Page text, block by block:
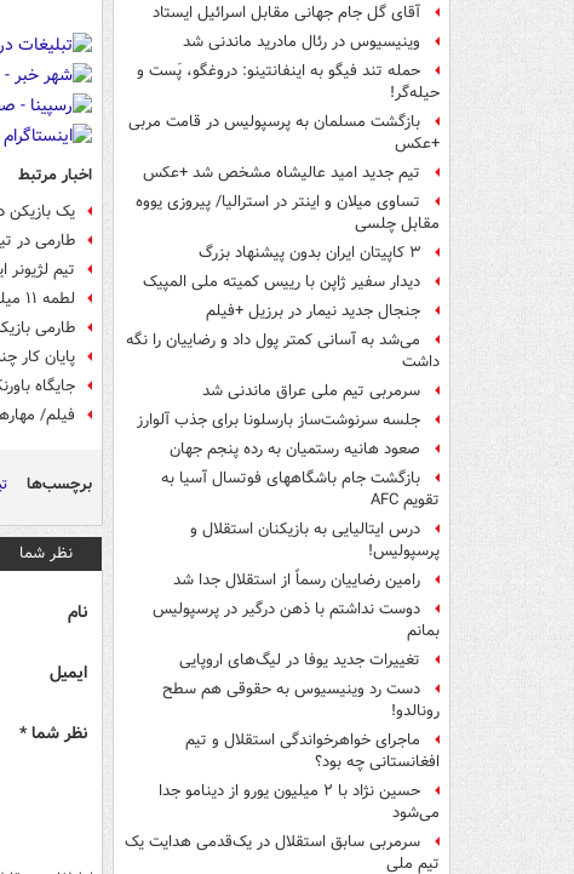
آقای گل جام جهانی مقابل اسرائیل ایستاد
وینیسیوس در رئال مادرید ماندنی شد
حمله تند فیگو به اینفانتینو: دروغگو، پَست‌ و
حیله‌گر!
بازگشت مسلمان به پرسپولیس در قامت مربی
+عکس
تیم جدید امید عالیشاه مشخص شد +عکس
تساوی میلان و اینتر در استرالیا/ پیروزی یووه
مقابل چلسی
۳ کاپیتان ایران بدون پیشنهاد بزرگ
دیدار سفیر ژاپن با رییس کمیته ملی المپیک
جنجال جدید نیمار در برزیل +فیلم
می‌شد به آسانی کمتر پول داد و رضاییان را نگه
داشت
سرمربی تیم ملی عراق ماندنی شد
جلسه سرنوشت‌ساز بارسلونا برای جذب آلوارز
صعود هانیه رستمیان به رده پنجم جهان
بازگشت جام باشگاههای فوتسال آسیا به
تقویم AFC
درس ایتالیایی‌ به بازیکنان استقلال و
پرسپولیس!
رامین رضاییان رسماً از استقلال جدا شد
دوست نداشتم با ذهن درگیر در پرسپولیس
بمانم
تغییرات جدید یوفا در لیگ‌های اروپایی
دست رد وینیسیوس به حقوقی هم سطح
رونالدو!
ماجرای خواهرخواندگی استقلال و تیم
افغانستانی چه بود؟
حسین نژاد با ۲ میلیون یورو از دینامو جدا
می‌شود
سرمربی سابق استقلال در یک‌قدمی هدایت یک
تیم ملی
اخبار مرتبط
یک بازیکن
طارمی در
تیم
لطمه ۱۱ میلیارد تومانی یک صرافی به استقلال
طارمی
پایان کار
جایگاه
فیلم/
برچسب‌ها
نظر شما
نام
ایمیل
نظر شما *